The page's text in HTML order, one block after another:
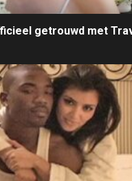
getrouwd met